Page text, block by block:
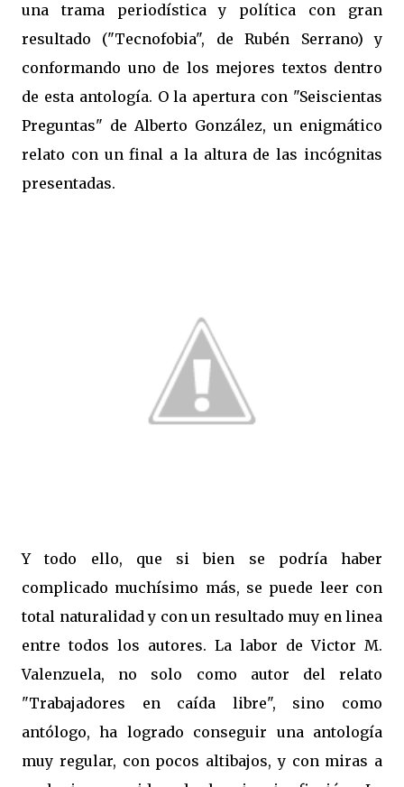
una trama periodística y política con gran
resultado ("Tecnofobia", de Rubén Serrano) y
conformando uno de los mejores textos dentro
de esta antología. O la apertura con "Seiscientas
Preguntas" de Alberto González, un enigmático
relato con un final a la altura de las incógnitas
presentadas.
Y todo ello, que si bien se podría haber
complicado muchísimo más, se puede leer con
total naturalidad y con un resultado muy en linea
entre todos los autores. La labor de Victor M.
Valenzuela, no solo como autor del relato
"Trabajadores en caída libre", sino como
antólogo, ha logrado conseguir una antología
muy regular, con pocos altibajos, y con miras a